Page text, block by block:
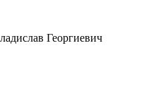
Георгиевич